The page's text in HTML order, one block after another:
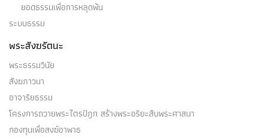
ยอดธรรมเพื่อการหลุดพ้น
ระบบธรรม
พระสังฆรัตนะ
พระธรรมวินัย
สังฆภาวนา
อาจาริยธรรม
โครงการถวายพระไตรปิฎก สร้างพระอริยะสืบพระศาสนา
กองทุนเพื่อสงฆ์อาพาธ